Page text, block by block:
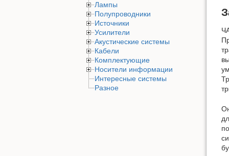
Лампы
Полупроводники
Источники
Усилители
Акустические системы
Кабели
Комплектующие
Носители информации
Интересные системы
Разное